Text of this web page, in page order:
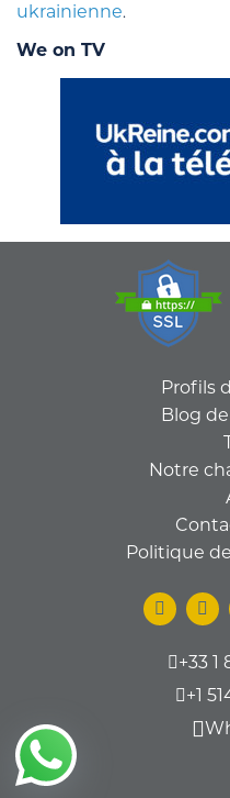
ukrainienne.
We on TV
Profils
Blog
Notre
Politique
+33 1
+1